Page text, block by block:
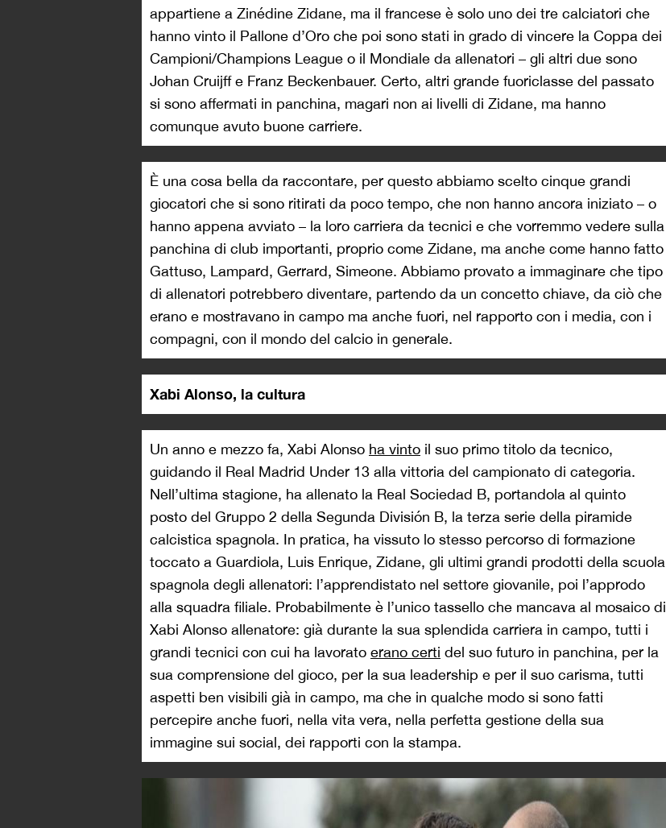
appartiene a Zinédine Zidane, ma il francese è solo uno dei tre calciatori che
hanno vinto il Pallone d’Oro che poi sono stati in grado di vincere la Coppa dei
Campioni/Champions League o il Mondiale da allenatori – gli altri due sono
Johan Cruijff e Franz Beckenbauer. Certo, altri grande fuoriclasse del passato
si sono affermati in panchina, magari non ai livelli di Zidane, ma hanno
comunque avuto buone carriere.
È una cosa bella da raccontare, per questo abbiamo scelto cinque grandi
giocatori che si sono ritirati da poco tempo, che non hanno ancora iniziato – o
hanno appena avviato – la loro carriera da tecnici e che vorremmo vedere sulla
panchina di club importanti, proprio come Zidane, ma anche come hanno fatto
Gattuso, Lampard, Gerrard, Simeone. Abbiamo provato a immaginare che tipo
di allenatori potrebbero diventare, partendo da un concetto chiave, da ciò che
erano e mostravano in campo ma anche fuori, nel rapporto con i media, con i
compagni, con il mondo del calcio in generale.
Xabi Alonso, la cultura
Un anno e mezzo fa, Xabi Alonso ha vinto il suo primo titolo da tecnico,
guidando il Real Madrid Under 13 alla vittoria del campionato di categoria.
Nell’ultima stagione, ha allenato la Real Sociedad B, portandola al quinto
posto del Gruppo 2 della Segunda División B, la terza serie della piramide
calcistica spagnola. In pratica, ha vissuto lo stesso percorso di formazione
toccato a Guardiola, Luis Enrique, Zidane, gli ultimi grandi prodotti della scuola
spagnola degli allenatori: l’apprendistato nel settore giovanile, poi l’approdo
alla squadra filiale. Probabilmente è l’unico tassello che mancava al mosaico di
Xabi Alonso allenatore: già durante la sua splendida carriera in campo, tutti i
grandi tecnici con cui ha lavorato erano certi del suo futuro in panchina, per la
sua comprensione del gioco, per la sua leadership e per il suo carisma, tutti
aspetti ben visibili già in campo, ma che in qualche modo si sono fatti
percepire anche fuori, nella vita vera, nella perfetta gestione della sua
immagine sui social, dei rapporti con la stampa.